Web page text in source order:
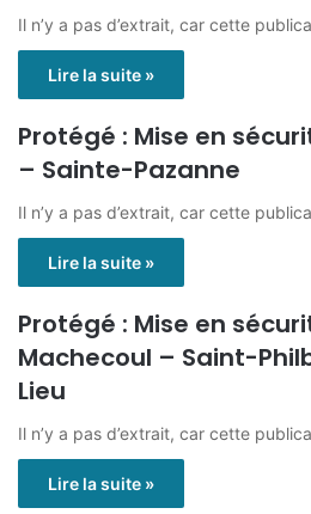
Il n’y a pas d’extrait, car cette
Lire la suite »
Protégé : Mise en
– Sainte-Pazanne
Il n’y a pas d’extrait, car cette
Lire la suite »
Protégé : Mise en
Machecoul – Saint-
Lieu
Il n’y a pas d’extrait, car cette
Lire la suite »